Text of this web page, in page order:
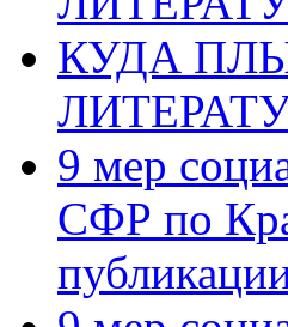
КУДА
9 мер
СФР по